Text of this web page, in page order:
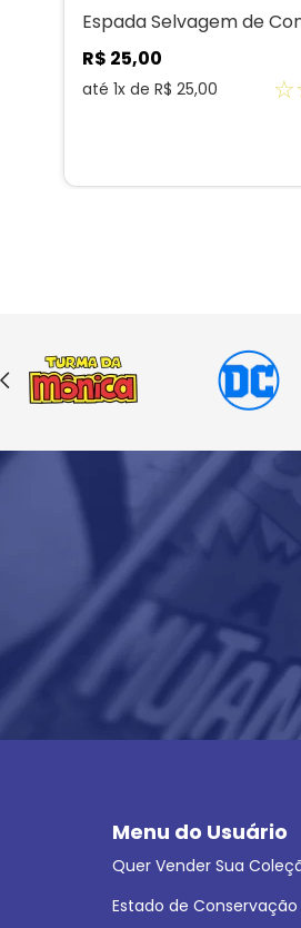
Espada Selvagem de
R$ 25,00
até 1x de R$ 25,00 ☆
Menu do Usuário
Quer Vender Sua
Estado de Conservação